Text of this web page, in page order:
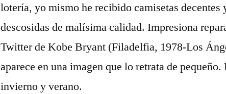
lotería, yo mismo he recibido camisetas decentes
descosidas de malísima calidad. Impresiona
Twitter de Kobe Bryant (Filadelfia, 1978-Los
aparece en una imagen que lo retrata de pequeño.
invierno y verano.